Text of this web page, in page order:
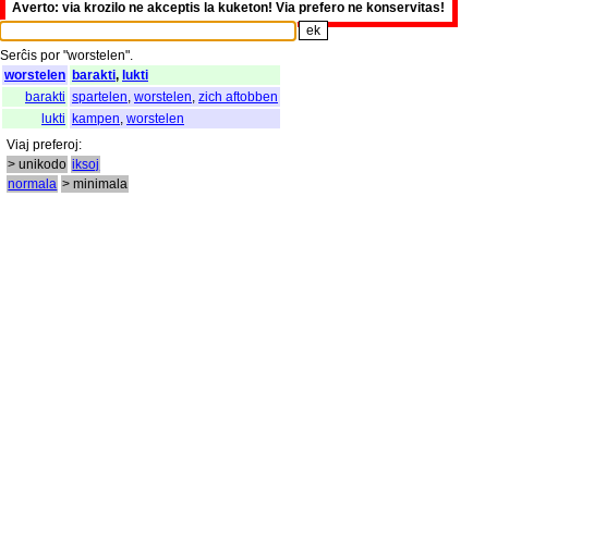
Averto: via krozilo ne akceptis la kuketon! Via prefero ne konservitas!
Serĉis por "worstelen".
worstelen barakti, lukti
barakti spartelen worstelen zich aftobben
lukti kampen worstelen
Viaj preferoj:
> unikodo iksoj
normala > minimala